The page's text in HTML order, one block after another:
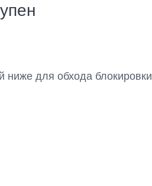
ниже для обхода блокировки